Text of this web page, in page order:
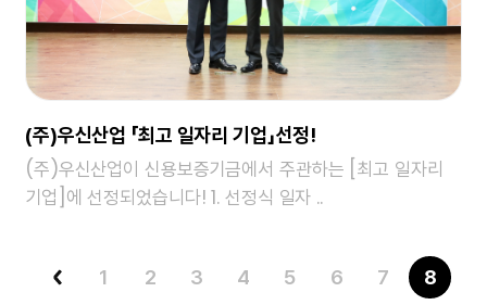
(주)우신산업 「최고 일자리 기업」선정!
(주)우신산업이 신용보증기금에서 주관하는 [최고 일자리
기업]에 선정되었습니다! 1. 선정식 일자 ..
1 2 3 4 5 6 7 8